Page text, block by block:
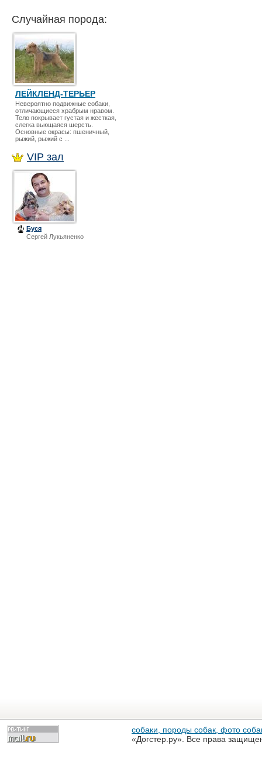
Случайная порода:
ЛЕЙКЛЕНД-ТЕРЬЕР
Невероятно подвижные собаки,
отличающиеся храбрым нравом.
Тело покрывает густая и жесткая,
слегка вьющаяся шерсть.
Основные окрасы: пшеничный,
рыжий, рыжий с ...
VIP зал
Буся
Сергей Лукьяненко
собаки, породы собак, фото
«Догстер.ру». Все права